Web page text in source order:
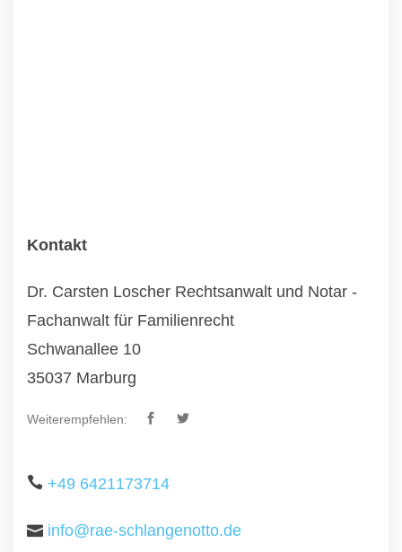
Kontakt
Dr. Carsten Loscher Rechtsanwalt und Notar -
Fachanwalt für Familienrecht
Schwanallee 10
35037 Marburg
Weiterempfehlen:
+49 6421173714
info@rae-schlangenotto.de